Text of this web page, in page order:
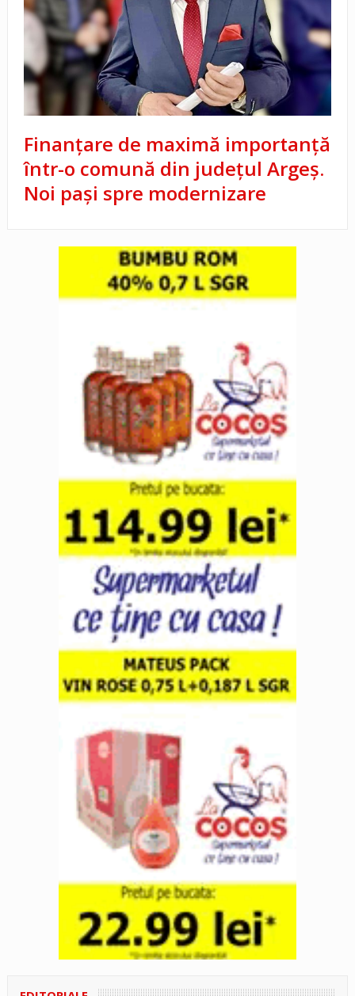
Finanțare de maximă importanță
într-o comună din județul Argeș.
Noi pași spre modernizare